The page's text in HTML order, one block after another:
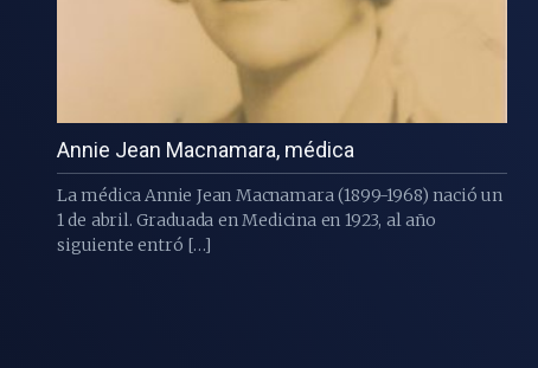
Annie Jean Macnamara, médica
La médica Annie Jean Macnamara (1899-1968) nació un
1 de abril. Graduada en Medicina en 1923, al año
siguiente entró […]